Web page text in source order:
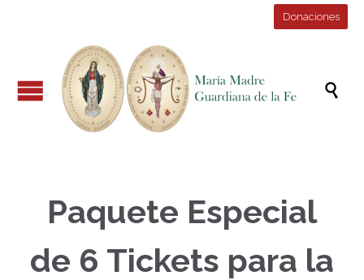
Donaciones

Paquete Especial
de 6 Tickets para la